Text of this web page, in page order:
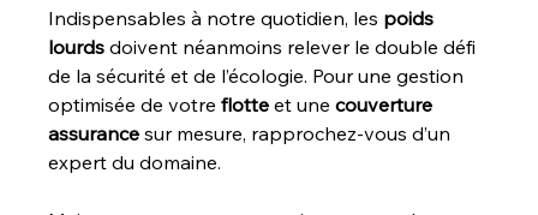
Indispensables à notre quotidien, les poids
lourds doivent néanmoins relever le double défi
de la sécurité et de l’écologie. Pour une gestion
optimisée de votre flotte et une couverture
assurance sur mesure, rapprochez-vous d’un
expert du domaine.